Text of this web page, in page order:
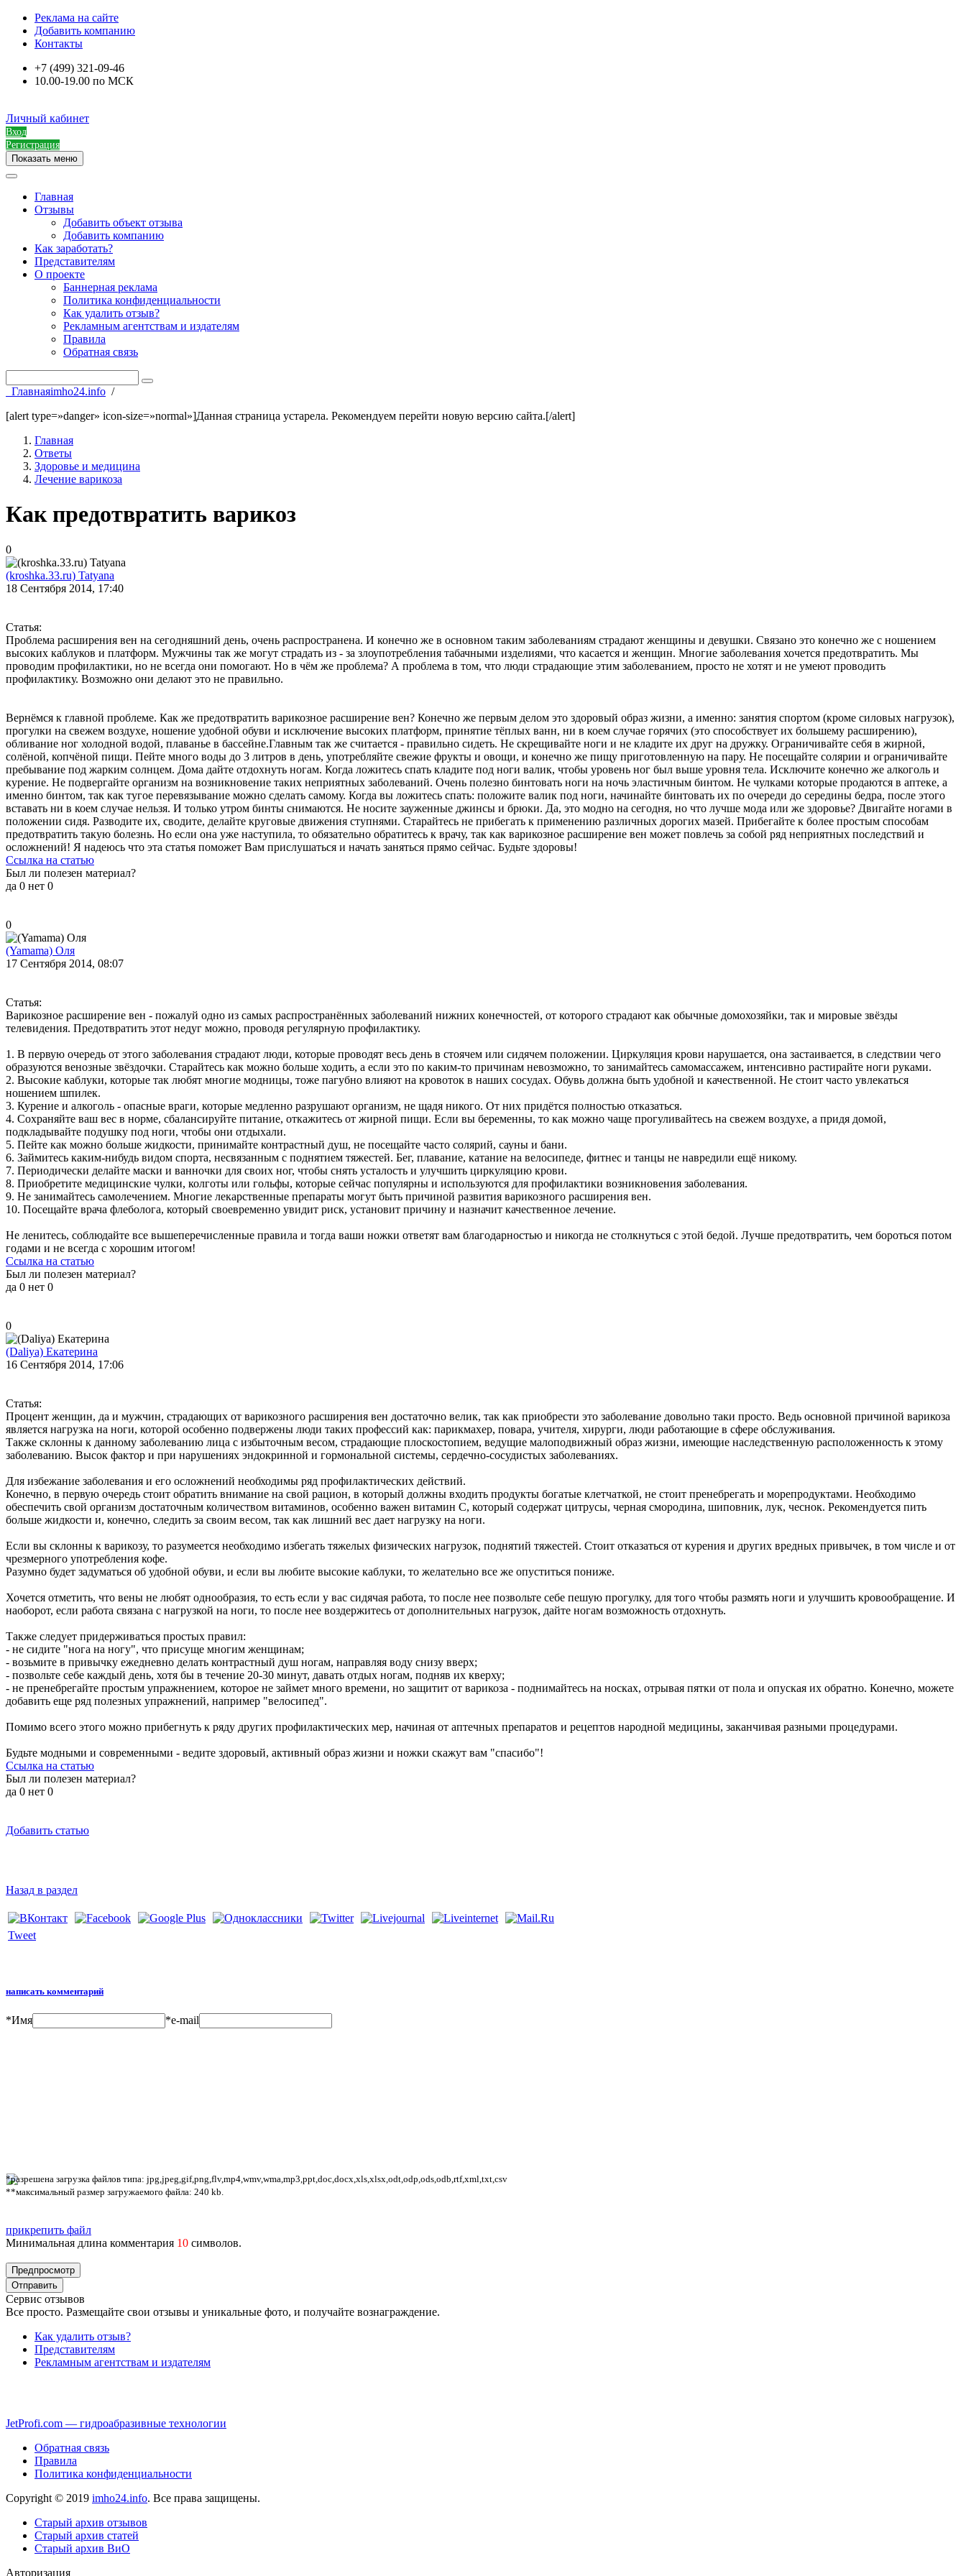
Реклама на сайте
Добавить компанию
Контакты
+7 (499) 321-09-46
10.00-19.00 по МСК
Личный кабинет
Вход
Регистрация
Показать меню
Главная
Отзывы
Добавить объект отзыва
Добавить компанию
Как заработать?
Представителям
О проекте
Баннерная реклама
Политика конфиденциальности
Как удалить отзыв?
Рекламным агентствам и издателям
Правила
Обратная связь
Главнаяimho24.info /
[alert type=»danger» icon-size=»normal»]Данная страница устарела. Рекомендуем перейти новую версию сайта.[/alert]
Главная
Ответы
Здоровье и медицина
Лечение варикоза
Как предотвратить варикоз
0
(kroshka.33.ru) Tatyana
18 Сентября 2014, 17:40
Статья:
Проблема расширения вен на сегодняшний день, очень распространена. И конечно же в основном таким заболеваниям страдают женщины и девушки. Связано это конечно же с ношением
высоких каблуков и платформ. Мужчины так же могут страдать из - за злоупотребления табачными изделиями, что касается и женщин. Многие заболевания хочется предотвратить. Мы
проводим профилактики, но не всегда они помогают. Но в чём же проблема? А проблема в том, что люди страдающие этим заболеванием, просто не хотят и не умеют проводить
профилактику. Возможно они делают это не правильно.
Вернёмся к главной проблеме. Как же предотвратить варикозное расширение вен? Конечно же первым делом это здоровый образ жизни, а именно: занятия спортом (кроме силовых нагрузок),
прогулки на свежем воздухе, ношение удобной обуви и исключение высоких платформ, принятие тёплых ванн, ни в коем случае горячих (это способствует их большему расширению),
обливание ног холодной водой, плаванье в бассейне.Главным так же считается - правильно сидеть. Не скрещивайте ноги и не кладите их друг на дружку. Ограничивайте себя в жирной,
солёной, копчёной пищи. Пейте много воды до 3 литров в день, употребляйте свежие фрукты и овощи, и конечно же пищу приготовленную на пару. Не посещайте солярии и ограничивайте
пребывание под жарким солнцем. Дома дайте отдохнуть ногам. Когда ложитесь спать кладите под ноги валик, чтобы уровень ног был выше уровня тела. Исключите конечно же алкоголь и
курение. Не подвергайте организм на возникновение таких неприятных заболеваний. Очень полезно бинтовать ноги на ночь эластичным бинтом. Не чулками которые продаются в аптеке, а
именно бинтом, так как тугое перевязывание можно сделать самому. Когда вы ложитесь спать: положите валик под ноги, начинайте бинтовать их по очереди до середины бедра, после этого
вставать ни в коем случае нельзя. И только утром бинты снимаются. Не носите зауженные джинсы и брюки. Да, это модно на сегодня, но что лучше мода или же здоровье? Двигайте ногами в
положении сидя. Разводите их, сводите, делайте круговые движения ступнями. Старайтесь не прибегать к применению различных дорогих мазей. Прибегайте к более простым способам
предотвратить такую болезнь. Но если она уже наступила, то обязательно обратитесь к врачу, так как варикозное расширение вен может повлечь за собой ряд неприятных последствий и
осложнений! Я надеюсь что эта статья поможет Вам прислушаться и начать заняться прямо сейчас. Будьте здоровы!
Ссылка на статью
Был ли полезен материал?
да 0 нет 0
0
(Yamama) Оля
17 Сентября 2014, 08:07
Статья:
Варикозное расширение вен - пожалуй одно из самых распространённых заболеваний нижних конечностей, от которого страдают как обычные домохозяйки, так и мировые звёзды
телевидения. Предотвратить этот недуг можно, проводя регулярную профилактику.
1. В первую очередь от этого заболевания страдают люди, которые проводят весь день в стоячем или сидячем положении. Циркуляция крови нарушается, она застаивается, в следствии чего
образуются венозные звёздочки. Старайтесь как можно больше ходить, а если это по каким-то причинам невозможно, то занимайтесь самомассажем, интенсивно растирайте ноги руками.
2. Высокие каблуки, которые так любят многие модницы, тоже пагубно влияют на кровоток в наших сосудах. Обувь должна быть удобной и качественной. Не стоит часто увлекаться
ношением шпилек.
3. Курение и алкоголь - опасные враги, которые медленно разрушают организм, не щадя никого. От них придётся полностью отказаться.
4. Сохраняйте ваш вес в норме, сбалансируйте питание, откажитесь от жирной пищи. Если вы беременны, то как можно чаще прогуливайтесь на свежем воздухе, а придя домой,
подкладывайте подушку под ноги, чтобы они отдыхали.
5. Пейте как можно больше жидкости, принимайте контрастный душ, не посещайте часто солярий, сауны и бани.
6. Займитесь каким-нибудь видом спорта, несвязанным с поднятием тяжестей. Бег, плавание, катание на велосипеде, фитнес и танцы не навредили ещё никому.
7. Периодически делайте маски и ванночки для своих ног, чтобы снять усталость и улучшить циркуляцию крови.
8. Приобретите медицинские чулки, колготы или гольфы, которые сейчас популярны и используются для профилактики возникновения заболевания.
9. Не занимайтесь самолечением. Многие лекарственные препараты могут быть причиной развития варикозного расширения вен.
10. Посещайте врача флеболога, который своевременно увидит риск, установит причину и назначит качественное лечение.
Не ленитесь, соблюдайте все вышеперечисленные правила и тогда ваши ножки ответят вам благодарностью и никогда не столкнуться с этой бедой. Лучше предотвратить, чем бороться потом
годами и не всегда с хорошим итогом!
Ссылка на статью
Был ли полезен материал?
да 0 нет 0
0
(Daliya) Екатерина
16 Сентября 2014, 17:06
Статья:
Процент женщин, да и мужчин, страдающих от варикозного расширения вен достаточно велик, так как приобрести это заболевание довольно таки просто. Ведь основной причиной варикоза
является нагрузка на ноги, которой особенно подвержены люди таких профессий как: парикмахер, повара, учителя, хирурги, люди работающие в сфере обслуживания.
Также склонны к данному заболеванию лица с избыточным весом, страдающие плоскостопием, ведущие малоподвижный образ жизни, имеющие наследственную расположенность к этому
заболеванию. Высок фактор и при нарушениях эндокринной и гормональной системы, сердечно-сосудистых заболеваниях.
Для избежание заболевания и его осложнений необходимы ряд профилактических действий.
Конечно, в первую очередь стоит обратить внимание на свой рацион, в который должны входить продукты богатые клетчаткой, не стоит пренебрегать и морепродуктами. Необходимо
обеспечить свой организм достаточным количеством витаминов, особенно важен витамин С, который содержат цитрусы, черная смородина, шиповник, лук, чеснок. Рекомендуется пить
больше жидкости и, конечно, следить за своим весом, так как лишний вес дает нагрузку на ноги.
Если вы склонны к варикозу, то разумеется необходимо избегать тяжелых физических нагрузок, поднятий тяжестей. Стоит отказаться от курения и других вредных привычек, в том числе и от
чрезмерного употребления кофе.
Разумно будет задуматься об удобной обуви, и если вы любите высокие каблуки, то желательно все же опуститься пониже.
Хочется отметить, что вены не любят однообразия, то есть если у вас сидячая работа, то после нее позвольте себе пешую прогулку, для того чтобы размять ноги и улучшить кровообращение. И
наоборот, если работа связана с нагрузкой на ноги, то после нее воздержитесь от дополнительных нагрузок, дайте ногам возможность отдохнуть.
Также следует придерживаться простых правил:
- не сидите "нога на ногу", что присуще многим женщинам;
- возьмите в привычку ежедневно делать контрастный душ ногам, направляя воду снизу вверх;
- позвольте себе каждый день, хотя бы в течение 20-30 минут, давать отдых ногам, подняв их кверху;
- не пренебрегайте простым упражнением, которое не займет много времени, но защитит от варикоза - поднимайтесь на носках, отрывая пятки от пола и опуская их обратно. Конечно, можете
добавить еще ряд полезных упражнений, например "велосипед".
Помимо всего этого можно прибегнуть к ряду других профилактических мер, начиная от аптечных препаратов и рецептов народной медицины, заканчивая разными процедурами.
Будьте модными и современными - ведите здоровый, активный образ жизни и ножки скажут вам "спасибо"!
Ссылка на статью
Был ли полезен материал?
да 0 нет 0
Добавить статью
Назад в раздел
Tweet
написать комментарий
*Имя *e-mail
*разрешена загрузка файлов типа: jpg,jpeg,gif,png,flv,mp4,wmv,wma,mp3,ppt,doc,docx,xls,xlsx,odt,odp,ods,odb,rtf,xml,txt,csv
**максимальный размер загружаемого файла: 240 kb.
прикрепить файл
Минимальная длина комментария 10 символов.
Сервис отзывов
Все просто. Размещайте свои отзывы и уникальные фото, и получайте вознаграждение.
Как удалить отзыв?
Представителям
Рекламным агентствам и издателям
JetProfi.com — гидроабразивные технологии
Обратная связь
Правила
Политика конфиденциальности
Copyright © 2019 imho24.info. Все права защищены.
Старый архив отзывов
Старый архив статей
Старый архив ВиО
Авторизация